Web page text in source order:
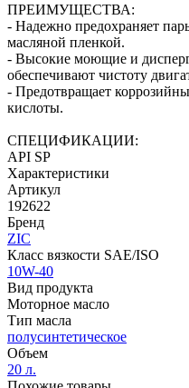
ПРЕИМУЩЕСТВА:
- Надежно предохраняет
масляной пленкой.
- Высокие моющие и
обеспечивают чистоту
- Предотвращает
кислоты.
СПЕЦИФИКАЦИИ:
API SP
Характеристики
Артикул
192622
Бренд
ZIC
Класс вязкости SAE/ISO
10W-40
Вид продукта
Моторное масло
Тип масла
полусинтетическое
Объем
20 л.